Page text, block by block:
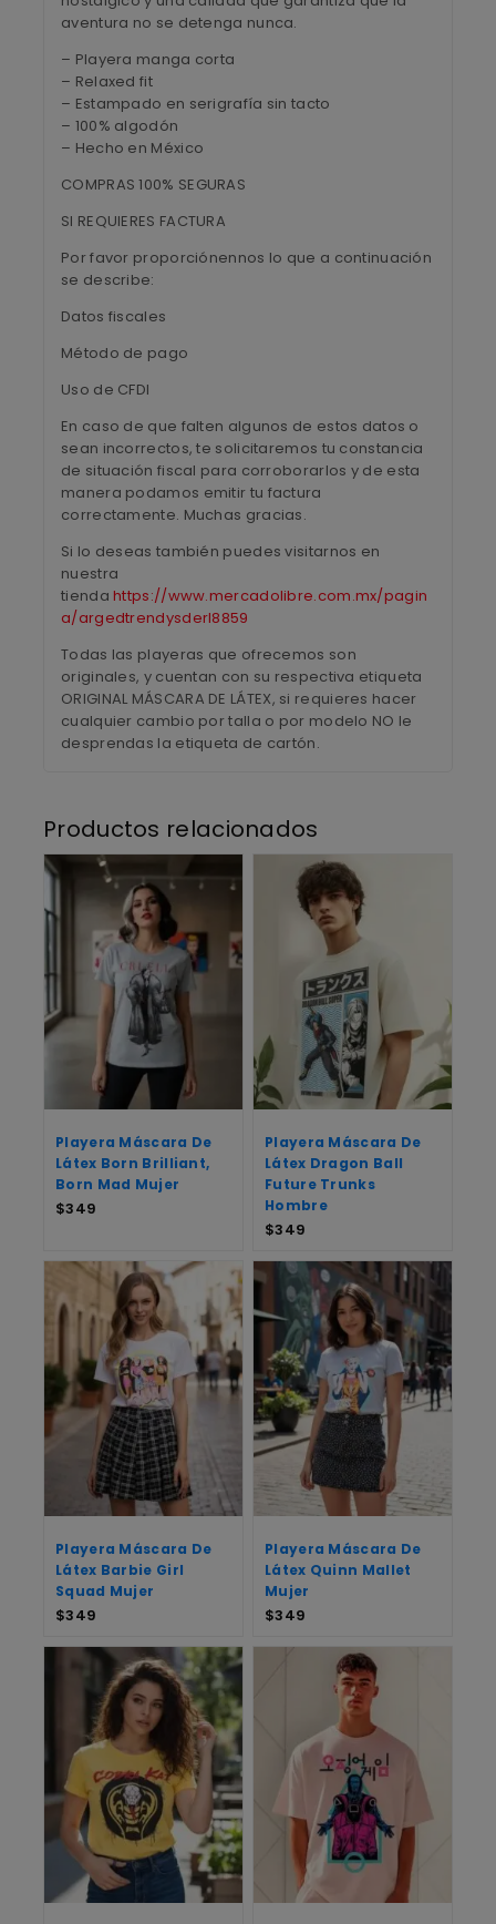
aventura no se detenga nunca.
– Playera manga corta
– Relaxed fit
– Estampado en serigrafía sin tacto
– 100% algodón
– Hecho en México
COMPRAS 100% SEGURAS
SI REQUIERES FACTURA
Por favor proporciónennos lo que a continuación
se describe:
Datos fiscales
Método de pago
Uso de CFDI
En caso de que falten algunos de estos datos o
sean incorrectos, te solicitaremos tu constancia
de situación fiscal para corroborarlos y de esta
manera podamos emitir tu factura
correctamente. Muchas gracias.
Si lo deseas también puedes visitarnos en
nuestra
tiendahttps://www.mercadolibre.com.mx/pagin
a/argedtrendysderl8859
Todas las playeras que ofrecemos son
originales, y cuentan con su respectiva etiqueta
ORIGINAL MÁSCARA DE LÁTEX, si requieres hacer
cualquier cambio por talla o por modelo NO le
desprendas la etiqueta de cartón.
Productos relacionados
Playera Máscara De
Látex Born Brilliant,
Born Mad Mujer
$349
Playera Máscara De
Látex Dragon Ball
Future Trunks
Hombre
$349
Playera Máscara De
Látex Barbie Girl
Squad Mujer
$349
Playera Máscara De
Látex Quinn Mallet
Mujer
$349